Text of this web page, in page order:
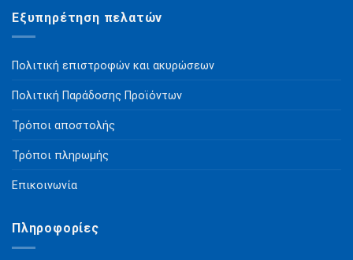
Εξυπηρέτηση πελατών
Πολιτική επιστροφών και ακυρώσεων
Πολιτική Παράδοσης Προϊόντων
Τρόποι αποστολής
Τρόποι πληρωμής
Επικοινωνία
Πληροφορίες